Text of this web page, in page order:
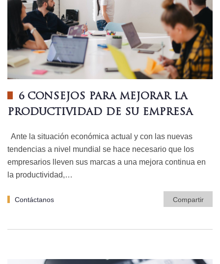
6 CONSEJOS PARA MEJORAR LA
PRODUCTIVIDAD DE SU EMPRESA
Ante la situación económica actual y con las nuevas
tendencias a nivel mundial se hace necesario que los
empresarios lleven sus marcas a una mejora continua en
la productividad,…
Contáctanos Compartir